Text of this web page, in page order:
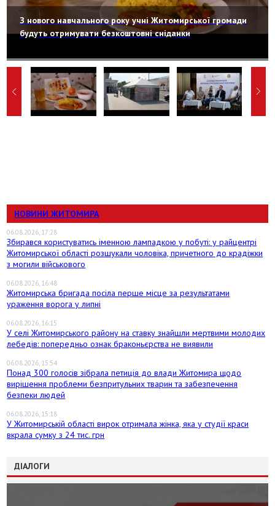
З нового навчального року учні Житомирської громади
будуть отримувати безкоштовні сніданки
НОВИНИ ЖИТОМИРА
06.08.2026, 17:28
Збирався користуватись іменною лампадкою у побуті: у райцентрі
Житомирської області розшукали чоловіка, причетного до крадіжки
з могили військового
06.08.2026, 16:48
Житомирська бригада посіла перше місце за результатами
ураження ворога у липні
06.08.2026, 16:15
У селі Житомирського району на ставку знайшли мертвими молодих
лебедів: попередньо ознак браконьєрства не виявили
06.08.2026, 15:54
Понад 300 голосів зібрала петиція до влади Житомира щодо
вирішення проблеми безпритульних тварин та забезпечення
безпеки людей
06.08.2026, 15:18
У Житомирській області вирок отримала жінка, яка у студії краси
вкрала сумку з 24 тис. грн
ДІАЛОГИ